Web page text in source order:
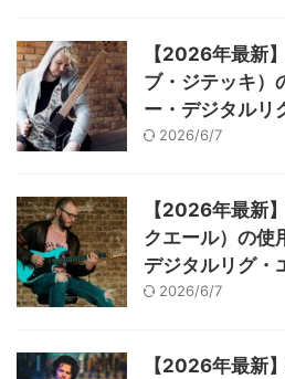
【2026年最新
ブ・ジテッキ）
ー・デジタルリ
2026/6/7
【2026年最新
クエール）の使
デジタルリグ・
2026/6/7
【2026年最新